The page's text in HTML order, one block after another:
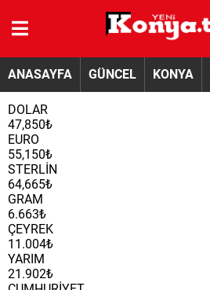
ANASAYFA GÜNCEL KONYA
DOLAR
47,850₺
EURO
55,150₺
STERLİN
64,665₺
GRAM
6.663₺
ÇEYREK
11.004₺
YARIM
21.902₺